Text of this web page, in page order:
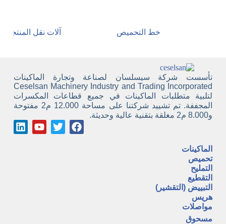
خط التحميص آلات نقل المنتجات
تأسست شركة سيسلسان لصناعة وتجارة الماكينات
Ceselsan Machinery Industry and Trading Incorporated
لتلبية متطلبات الماكينات في جميع قطاعات المكسرات
المجففة. تم تشييد شركتنا على مساحة 12.000 م2 مفتوحة
و8.000 م2 مغلقة بتقنية عالية وحديثة.
الماكينات
تحميص
التمليح
التقطيع
التبييض (التقشير)
هريس
مواصلات
مسحوق